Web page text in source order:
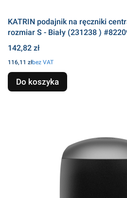
KATRIN podajnik na ręczniki
rozmiar S - Biały (231238 )
Cena
142,82 zł
Cena
116,11 złbez VAT
Do koszyka